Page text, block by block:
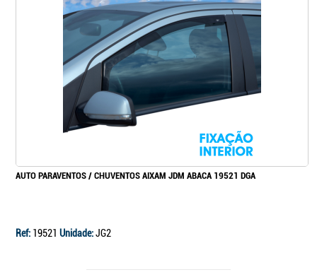
AUTO PARAVENTOS / CHUVENTOS AIXAM JDM ABACA 19521 DGA
Ref: 19521 Unidade:JG2